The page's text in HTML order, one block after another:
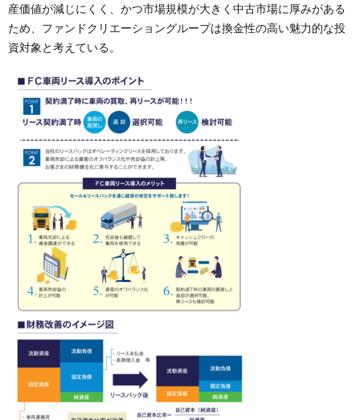
産価値が減じにくく、かつ市場規模が大きく中古市場に厚みがある
ため、ファンドクリエーショングループは換金性の高い魅力的な投
資対象と考えている。